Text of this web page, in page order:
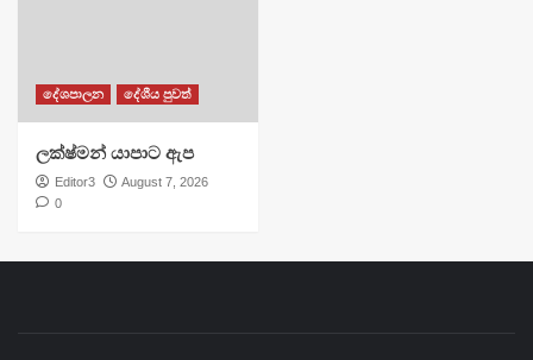
දේශපාලන දේශීය පුවත්
ලක්ෂ්මන් යාපාට ඇප
Editor3
August 7, 2026
0